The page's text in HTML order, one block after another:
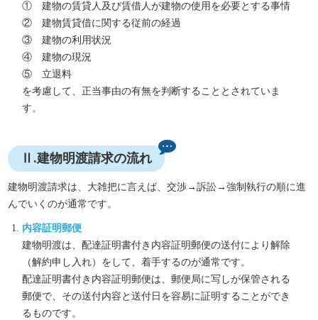
① 建物の賃貸人及び賃借人が建物の使用を必要とする事情
② 建物賃貸借に関する従前の経過
③ 建物の利用状況
④ 建物の現況
⑤ 立退料
を考慮して、正当事由の有無を判断することとされていま
す。
Ⅱ.建物明渡請求の流れ
建物明渡請求は、大雑把に言えば、交渉→訴訟→強制執行の順に進
んでいくのが通常です。
内容証明郵便
建物明渡は、配達証明書付き内容証明郵便の送付により解除
（解約申し入れ）をして、着手するのが通常です。
配達証明書付き内容証明郵便は、郵便局に写しが保管される
郵便で、その送付内容と送付日を容易に証明することができ
るものです。